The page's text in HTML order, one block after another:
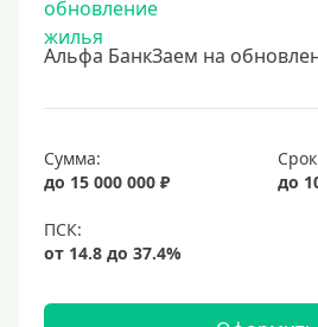
Под залог недвижимости
Год
3 года
Альфа БанкЗаем на
Сумма:
до 15 000 000 ₽
до